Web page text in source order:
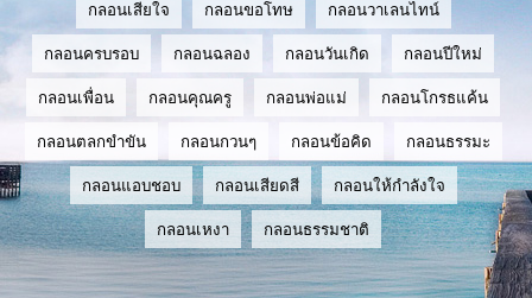
กลอนเสียใจ กลอนขอโทษ กลอนวาเลนไทน์
กลอนครบรอบ กลอนฉลอง กลอนวันเกิด กลอนปีใหม่
กลอนเพื่อน กลอนคุณครู กลอนพ่อแม่ กลอนโกรธแค้น
กลอนตลกขำขัน กลอนกวนๆ กลอนข้อคิด กลอนธรรมะ
กลอนแอบชอบ กลอนเสียดสี กลอนให้กำลังใจ
กลอนเหงา กลอนธรรมชาติ